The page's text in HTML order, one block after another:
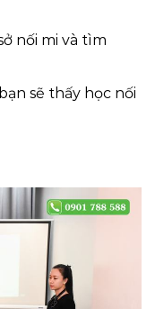
nối mi và tìm
sẽ thấy học nối